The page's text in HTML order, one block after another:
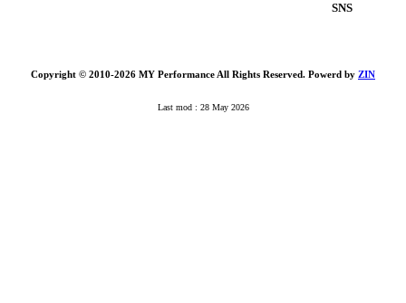
SNS
Copyright © 2010-2026 MY Performance All Rights Reserved. Powerd by ZIN
Last mod : 28 May 2026